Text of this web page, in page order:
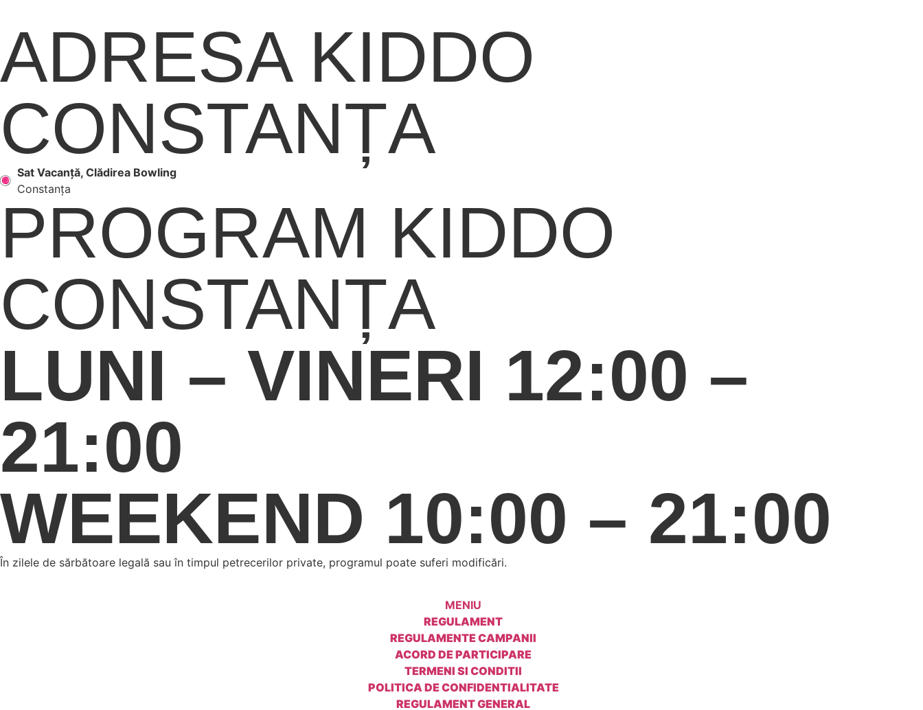
ADRESA KIDDO
CONSTANȚA
Sat Vacanță, Clădirea Bowling
Constanța
PROGRAM KIDDO
CONSTANȚA
LUNI – VINERI 12:00 –
21:00
WEEKEND 10:00 – 21:00
În zilele de sărbătoare legală sau în timpul petrecerilor private, programul poate suferi modificări.
MENIU
REGULAMENT
REGULAMENTE CAMPANII
ACORD DE PARTICIPARE
TERMENI SI CONDITII
POLITICA DE CONFIDENTIALITATE
REGULAMENT GENERAL